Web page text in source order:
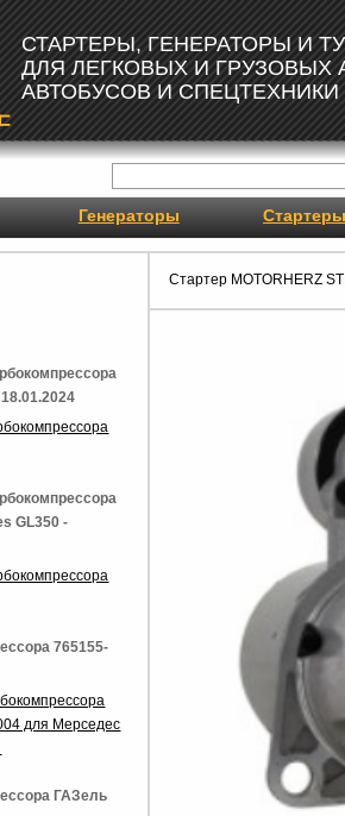
СТАРТЕРЫ, ГЕНЕРАТОРЫ И
ДЛЯ ЛЕГКОВЫХ И ГРУЗОВЫХ
АВТОБУСОВ И СПЕЦТЕХНИКИ
Генераторы Стартеры
Стартер MOTORHERZ
GL350 -
765155-
для Мерседес
ГАЗель